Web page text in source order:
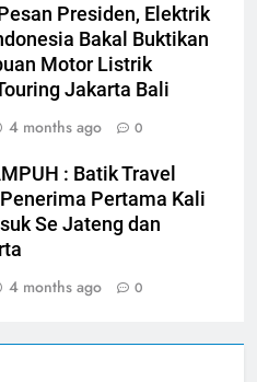
Presiden, Elektrik
Bakal Buktikan
Motor Listrik
Jakarta Bali
4 months ago 0
: Batik Travel
Pertama Kali
Se Jateng dan
4 months ago 0